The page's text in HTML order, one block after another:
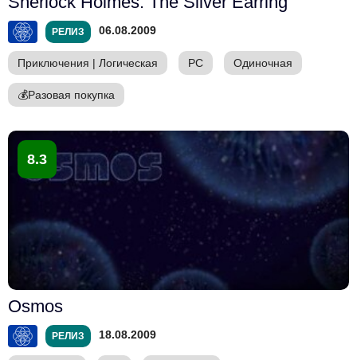
РЕЛИЗ 06.08.2009
Приключения | Логическая PC Одиночная
💰Разовая покупка
8.3
Osmos
РЕЛИЗ 18.08.2009